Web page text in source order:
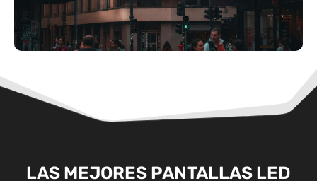
LAS MEJORES PANTALLAS LED